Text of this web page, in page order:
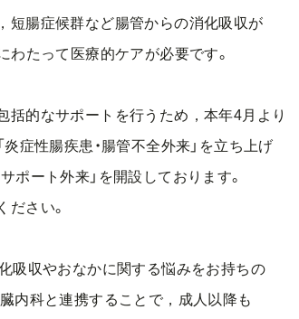
腸症候群など腸管からの消化吸収が
わたって医療的ケアが必要です。
的なサポートを行うため，本年4月より
症性腸疾患・腸管不全外来」を立ち上げ
ート外来」を開設しております。
さい。
吸収やおなかに関する悩みをお持ちの
内科と連携することで，成人以降も